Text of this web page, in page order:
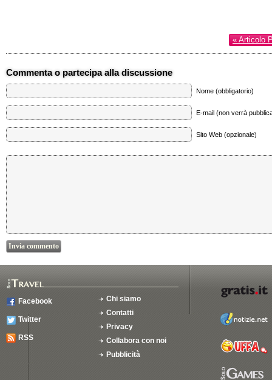
« Articolo
Commenta o partecipa alla discussione
Nome (obbligatorio)
E-mail (non verrà
Sito Web (opzionale)
Facebook
Twitter
RSS
Chi siamo
Contatti
Privacy
Collabora con noi
Pubblicità